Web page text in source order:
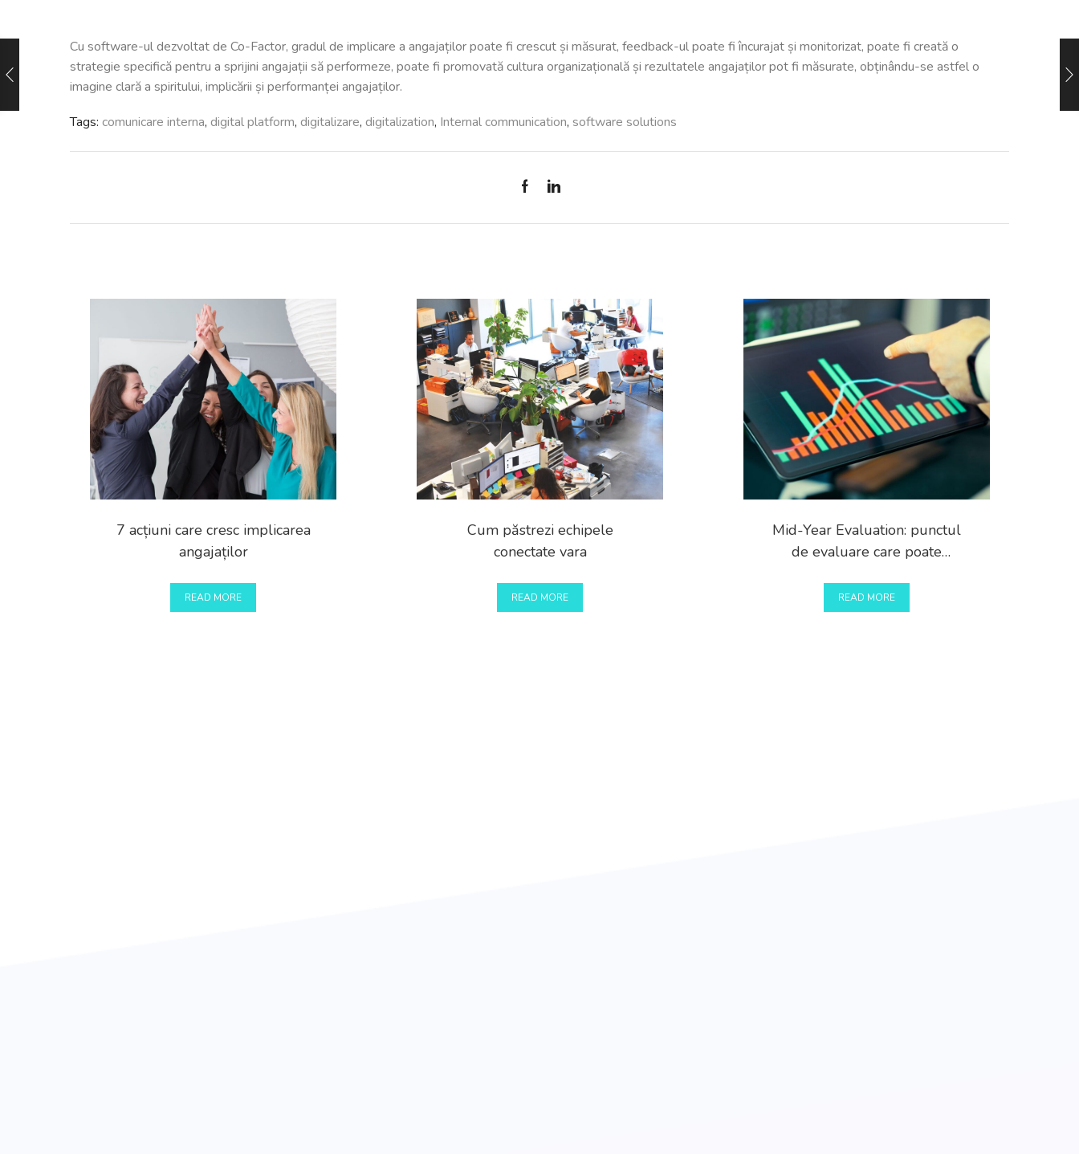
Cu software-ul dezvoltat de Co-Factor, gradul de implicare a angajaților poate fi crescut și măsurat, feedback-ul poate fi încurajat și monitorizat, poate fi creată o
strategie specifică pentru a sprijini angajații să performeze, poate fi promovată cultura organizațională și rezultatele angajaților pot fi măsurate, obținându-se astfel o
imagine clară a spiritului, implicării și performanței angajaților.
Tags: comunicare interna, digital platform, digitalizare, digitalization, Internal communication, software solutions
7 acțiuni care cresc implicarea
angajaților
READ MORE
Cum păstrezi echipele
conectate vara
READ MORE
Mid-Year Evaluation: punctul
de evaluare care poate
READ MORE